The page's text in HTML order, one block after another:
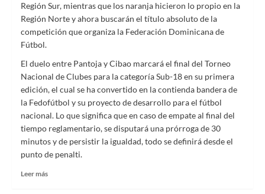
Región Sur, mientras que los naranja hicieron lo propio en la
Región Norte y ahora buscarán el título absoluto de la
competición que organiza la Federación Dominicana de
Fútbol.
El duelo entre Pantoja y Cibao marcará el final del Torneo
Nacional de Clubes para la categoría Sub-18 en su primera
edición, el cual se ha convertido en la contienda bandera de
la Fedofútbol y su proyecto de desarrollo para el fútbol
nacional. Lo que significa que en caso de empate al final del
tiempo reglamentario, se disputará una prórroga de 30
minutos y de persistir la igualdad, todo se definirá desde el
punto de penalti.
Leer másLeer